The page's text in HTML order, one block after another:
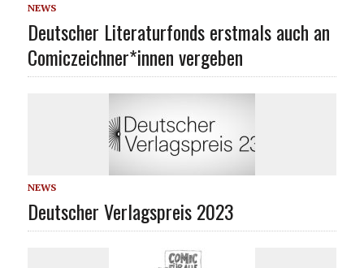
NEWS
Deutscher Literaturfonds erstmals auch an
Comiczeichner*innen vergeben
NEWS
Deutscher Verlagspreis 2023